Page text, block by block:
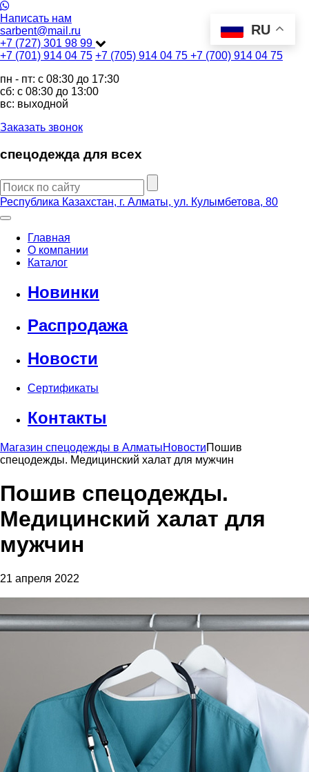
Написать нам
sarbent@mail.ru
+7 (727) 301 98 99
+7 (701) 914 04 75 +7 (705) 914 04 75 +7 (700) 914 04 75
пн - пт: c 08:30 до 17:30
сб: c 08:30 до 13:00
вс: выходной
Заказать звонок
спецодежда для всех
Республика Казахстан, г. Алматы, ул. Кулымбетова, 80
Главная
О компании
Каталог
Новинки
Распродажа
Новости
Сертификаты
Контакты
Магазин спецодежды в АлматыНовостиПошив
спецодежды. Медицинский халат для мужчин
Пошив спецодежды.
Медицинский халат для
мужчин
21 апреля 2022
RU